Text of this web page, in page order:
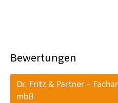
Bewertungen
Dr. Fritz & Partner –
mbB